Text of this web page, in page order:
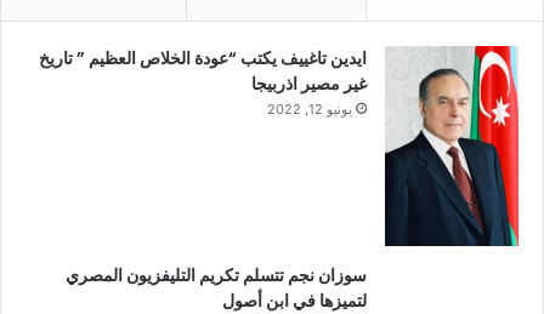
ايدين تاغييف يكتب “عودة الخلاص العظيم ” تاريخ
غير مصير اذربيجا
يونيو 12, 2022
سوزان نجم تتسلم تكريم التليفزيون المصري
لتميزها في ابن أصول